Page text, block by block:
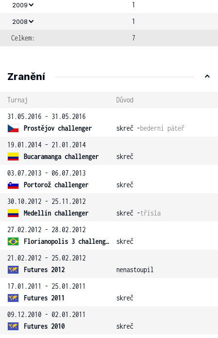
2009 1
2008
1
Celkem:
7
Zranění
Turnaj
Důvod
31.05.2016 - 31.05.2016
Prostějov challenger
skreč -bederní páteř
19.01.2014 - 21.01.2014
Bucaramanga challenger
skreč
03.07.2013 - 06.07.2013
Portorož challenger
skreč
30.10.2012 - 25.11.2012
Medellín challenger
skreč -třísla
27.02.2012 - 28.02.2012
Florianopolis 3 challenger
skreč
21.02.2012 - 25.02.2012
Futures 2012
nenastoupil
17.01.2011 - 25.01.2011
Futures 2011
skreč
09.12.2010 - 02.01.2011
Futures 2010
skreč